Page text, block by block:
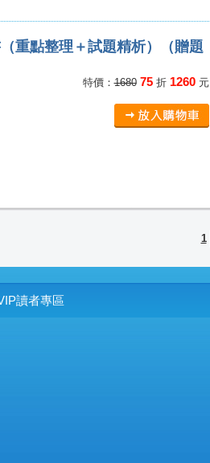
重點整理＋試題精析）（贈題
特價：168075折 1260元
1
讀者專區